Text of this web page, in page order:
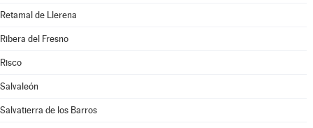
Retamal de Llerena
Ribera del Fresno
Risco
Salvaleón
Salvatierra de los Barros